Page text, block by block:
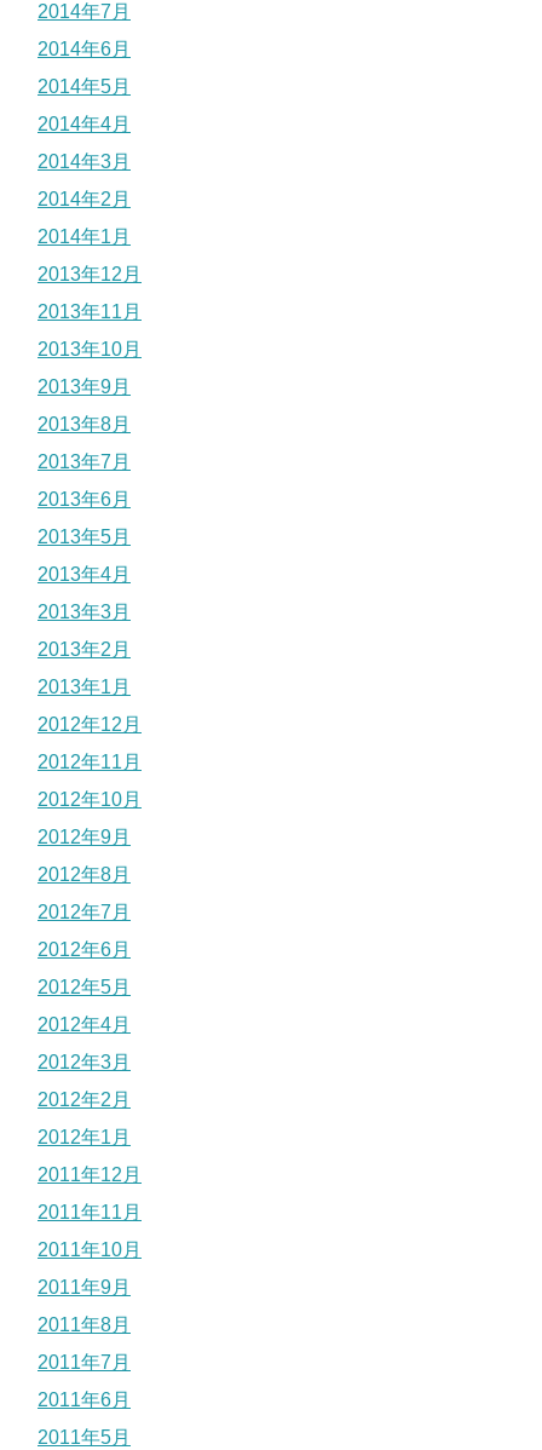
2014年7月
2014年6月
2014年5月
2014年4月
2014年3月
2014年2月
2014年1月
2013年12月
2013年11月
2013年10月
2013年9月
2013年8月
2013年7月
2013年6月
2013年5月
2013年4月
2013年3月
2013年2月
2013年1月
2012年12月
2012年11月
2012年10月
2012年9月
2012年8月
2012年7月
2012年6月
2012年5月
2012年4月
2012年3月
2012年2月
2012年1月
2011年12月
2011年11月
2011年10月
2011年9月
2011年8月
2011年7月
2011年6月
2011年5月